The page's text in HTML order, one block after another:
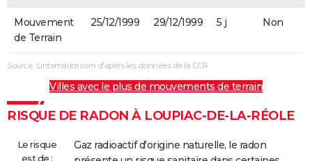
Mouvement
de Terrain
25/12/1999 29/12/1999 5 j Non
Source : Linternaute.com d'après les données de la CCR
Villes avec le plus de mouvements de terrain
RISQUE DE RADON À LOUPIAC-DE-LA-RÉOLE
Le risque
est de :
Gaz radioactif d'origine naturelle, le radon